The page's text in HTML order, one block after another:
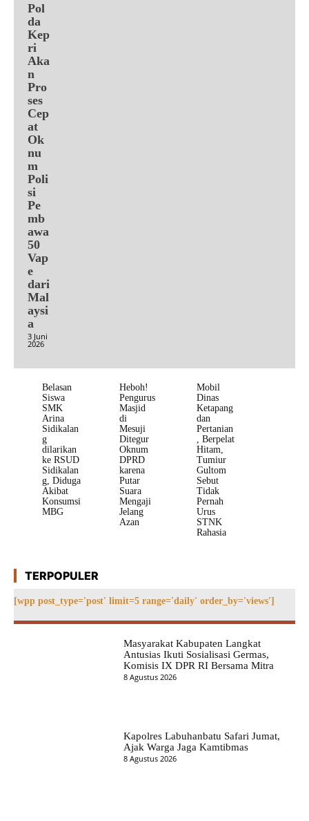
Pol
da
Kep
ri
Aka
n
Pro
ses
Cep
at
Ok
nu
m
Poli
si
Pe
mb
awa
50
Vap
e
dari
Mal
aysi
a
3 Juni
2026
Belasan
Siswa
SMK
Arina
Sidikalan
g
dilarikan
ke RSUD
Sidikalan
g, Diduga
Akibat
Konsumsi
MBG
Heboh!
Pengurus
Masjid
di
Mesuji
Ditegur
Oknum
DPRD
karena
Putar
Suara
Mengaji
Jelang
Azan
Mobil
Dinas
Ketapang
dan
Pertanian
, Berpelat
Hitam,
Tumiur
Gultom
Sebut
Tidak
Pernah
Urus
STNK
Rahasia
TERPOPULER
[wpp post_type='post' limit=5 range='daily' order_by='views']
Masyarakat Kabupaten Langkat
Antusias Ikuti Sosialisasi Germas,
Komisis IX DPR RI Bersama Mitra
8 Agustus 2026
Kapolres Labuhanbatu Safari Jumat,
Ajak Warga Jaga Kamtibmas
8 Agustus 2026